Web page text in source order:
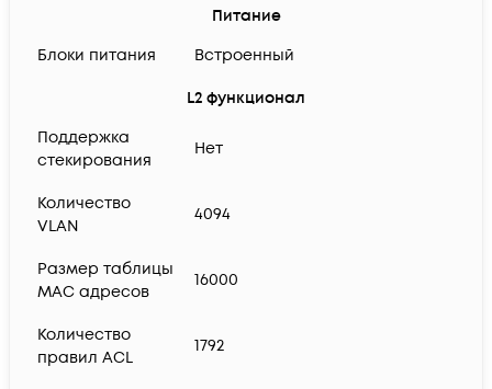
Питание
Блоки питания
Встроенный
L2 функционал
Поддержка
стекирования
Нет
Количество
VLAN
4094
Размер таблицы
MAC адресов
16000
Количество
правил ACL
1792